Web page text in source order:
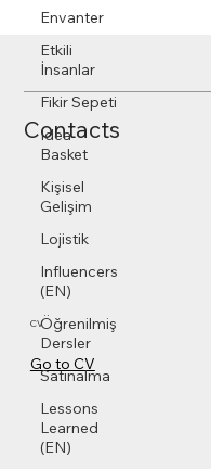
Envanter
Etkili
İnsanlar
Fikir Sepeti
Idea
Basket
Kişisel
Gelişim
Lojistik
Influencers
(EN)
Öğrenilmiş
Dersler
Satınalma
Lessons
Learned
(EN)
Contacts
CV
Go to CV